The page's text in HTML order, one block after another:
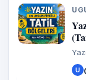
U
yıl
en
U